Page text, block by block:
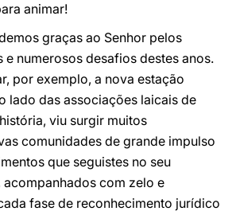
animar!
graças ao Senhor pelos
e numerosos desafios destes anos.
por exemplo, a nova estação
lado das associações laicais de
viu surgir muitos
comunidades de grande impulso
que seguistes no seu
com zelo e
fase de reconhecimento jurídico